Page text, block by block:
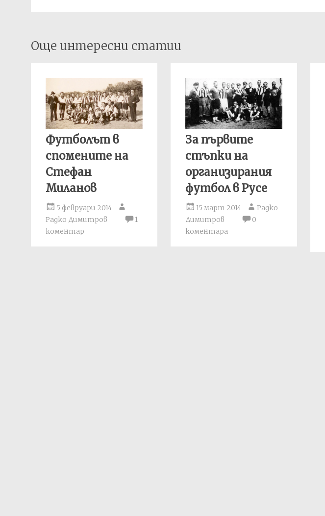
Post
navigation
Още интересни статии
Футболът в
спомените на
Стефан
Миланов
5 февруари 2014
Радко Димитров
1
коментар
За първите
стъпки на
организирания
футбол в Русе
15 март 2014
Радко
Димитров
0
коментара